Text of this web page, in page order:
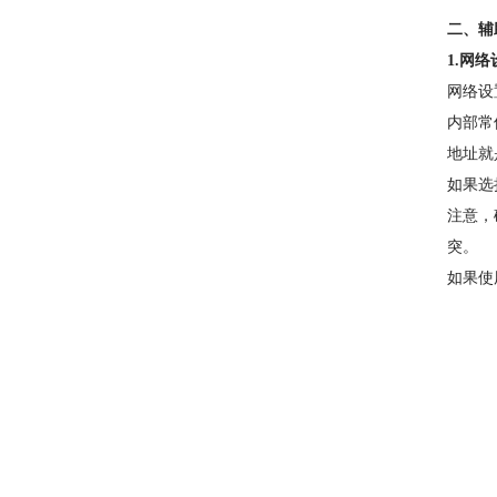
二、
1.网络
网络
内部
地址
如果
注意，
突。
如果